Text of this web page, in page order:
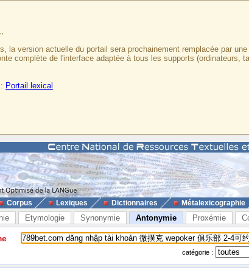
la version actuelle du portail sera prochainement remplacée par
complète de l'interface adaptée à tous les supports (ordinateurs,
Portail lexical
Corpus Lexiques Dictionnaires Métalexicographie
Etymologie Synonymie Antonymie Proxémie
catégorie :